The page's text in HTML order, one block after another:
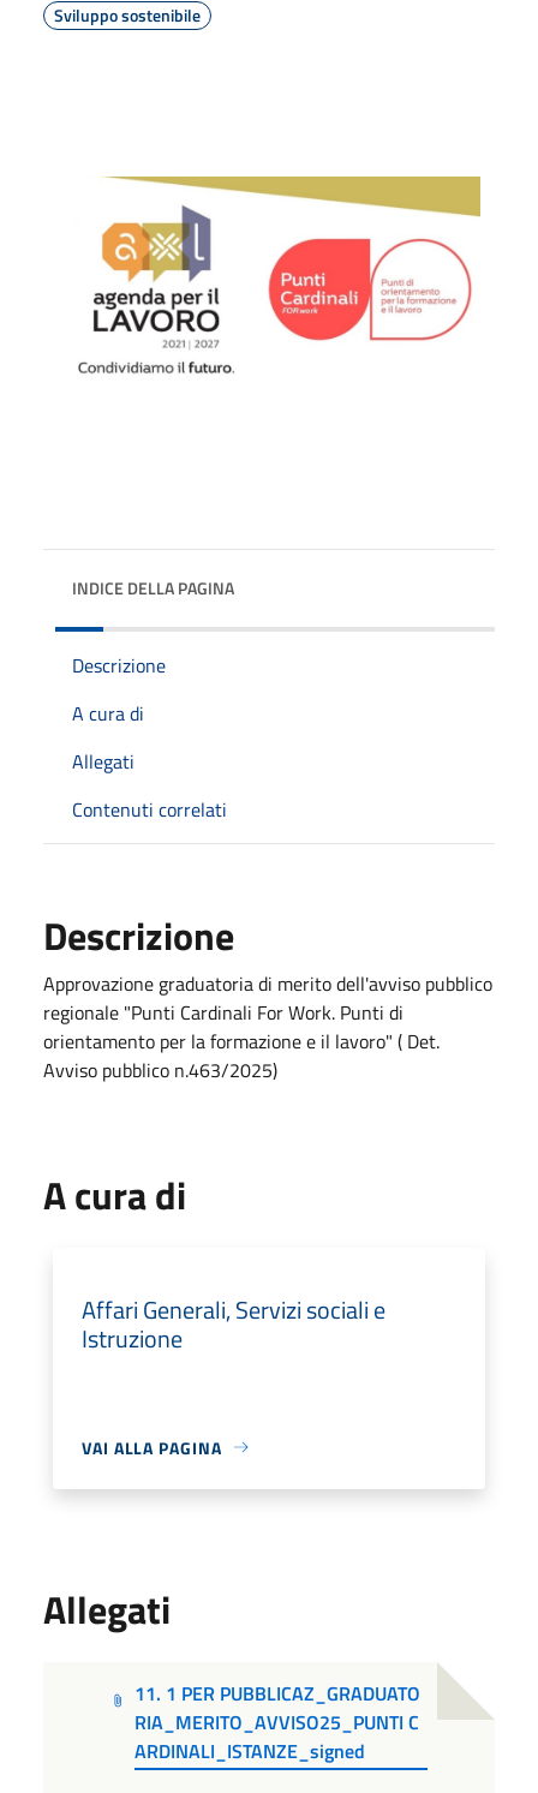
Sviluppo sostenibile
INDICE DELLA PAGINA
Descrizione
A cura di
Allegati
Contenuti correlati
Descrizione
Approvazione graduatoria di merito dell'avviso pubblico
regionale "Punti Cardinali For Work. Punti di
orientamento per la formazione e il lavoro" ( Det.
Avviso pubblico n.463/2025)
A cura di
Affari Generali, Servizi sociali e
Istruzione
VAI ALLA PAGINA
Allegati
11. 1 PER PUBBLICAZ_GRADUATO
RIA_MERITO_AVVISO25_PUNTI C
ARDINALI_ISTANZE_signed